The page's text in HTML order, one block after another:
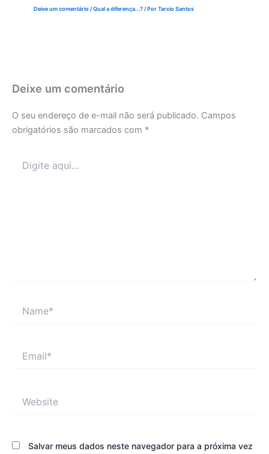
Deixe um comentário /Qual a diferença...?/ PorTarcio Santos
Deixe um comentário
O seu endereço de e-mail não será publicado. Campos
obrigatórios são marcados com *
aqui...
Salvar meus dados neste navegador para a próxima vez